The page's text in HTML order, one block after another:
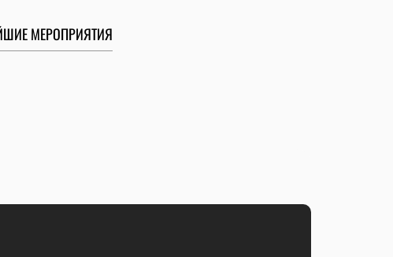
МЕРОПРИЯТИЯ